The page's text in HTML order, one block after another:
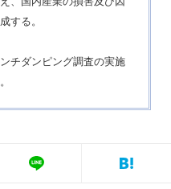
する。
チダンピング調査の実施